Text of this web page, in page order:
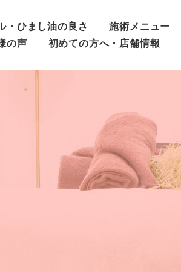
・ひまし油の良さ
施術メニュー
の声 初めての方へ・店舗情報